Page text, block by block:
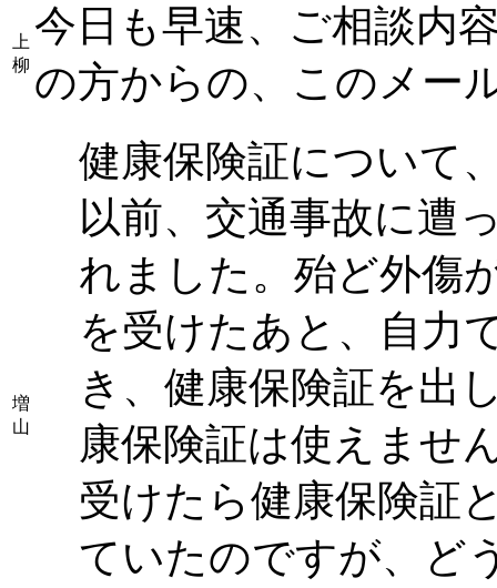
上
柳
今日も早速、ご相談内
の方からの、このメー
増
山
健康保険証について
以前、交通事故に遭
れました。殆ど外傷
を受けたあと、自力
き、健康保険証を出
康保険証は使えませ
受けたら健康保険証
ていたのですが、ど